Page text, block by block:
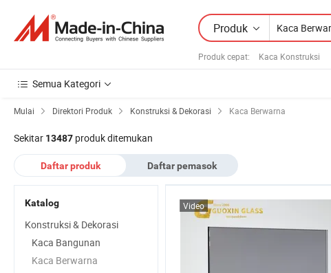
Produk
Produk cepat: Kaca Konstruksi
Semua Kategori
Mulai Direktori Produk Konstruksi & Dekorasi Kaca Berwarna
Sekitar 13487 produk ditemukan
Daftar produk Daftar pemasok
Video
Katalog
Konstruksi & Dekorasi
Kaca Bangunan
Kaca Berwarna